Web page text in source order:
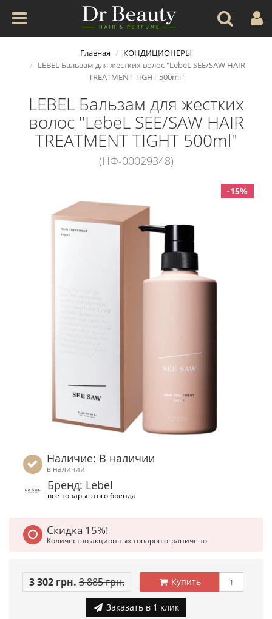
Главная
КОНДИЦИОНЕРЫ
LEBEL Бальзам для жестких волос "LebeL SEE/SAW HAIR
TREATMENT TIGHT 500ml"
LEBEL Бальзам для жестких
волос "LebeL SEE/SAW HAIR
TREATMENT TIGHT 500ml"
(НФ-00029348)
-15%
Наличие: В наличии
в наличии
Бренд: Lebel
все товары этого бренда
Скидка 15%!
Количество акционных товаров ограничено
3 302 грн. 3 885 грн. Купить
Заказать в 1 клик